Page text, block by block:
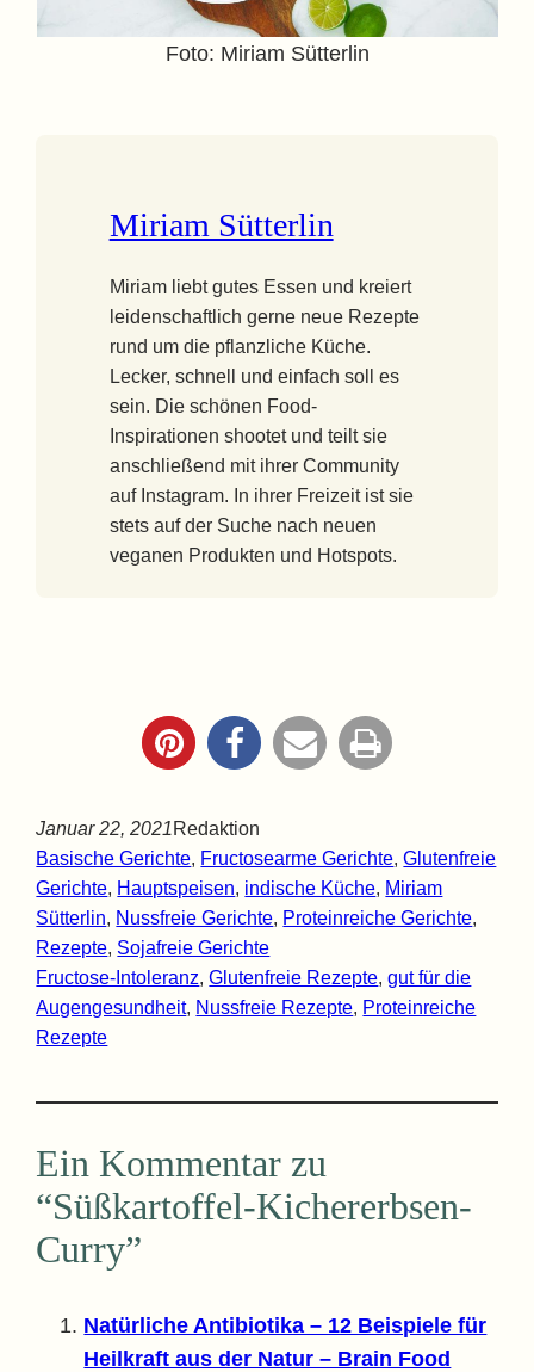
Foto: Miriam Sütterlin
Miriam Sütterlin
Miriam liebt gutes Essen und kreiert
leidenschaftlich gerne neue Rezepte
rund um die pflanzliche Küche.
Lecker, schnell und einfach soll es
sein. Die schönen Food-
Inspirationen shootet und teilt sie
anschließend mit ihrer Community
auf Instagram. In ihrer Freizeit ist sie
stets auf der Suche nach neuen
veganen Produkten und Hotspots.
Januar 22, 2021 Redaktion
Basische Gerichte, Fructosearme Gerichte, Glutenfreie
Gerichte, Hauptspeisen, indische Küche, Miriam
Sütterlin, Nussfreie Gerichte, Proteinreiche Gerichte
Rezepte, Sojafreie Gerichte
Fructose-Intoleranz, Glutenfreie Rezepte, gut für die
Augengesundheit, Nussfreie Rezepte, Proteinreiche
Rezepte
Ein Kommentar zu
“Süßkartoffel-Kichererbsen-
Curry”
Natürliche Antibiotika – 12 Beispiele für
Heilkraft aus der Natur – Brain Food